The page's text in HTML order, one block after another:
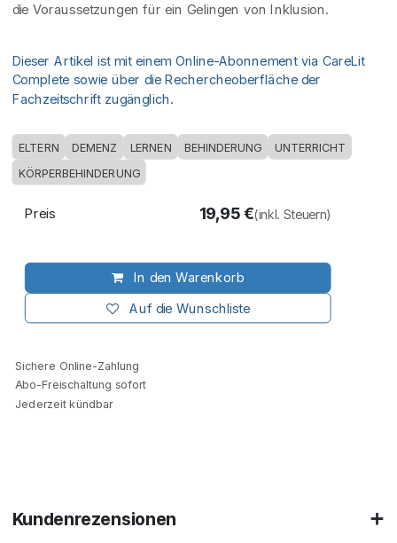
die Voraussetzungen für ein Gelingen von Inklusion.
Dieser Artikel ist mit einem Online-Abonnement via CareLit
Complete sowie über die Rechercheoberfläche der
Fachzeitschrift zugänglich.
ELTERN DEMENZ LERNEN BEHINDERUNG UNTERRICHT
KÖRPERBEHINDERUNG
In den Warenkorb
Auf die Wunschliste
Preis 19,95€(inkl. Steuern)
Sichere Online-Zahlung
Abo-Freischaltung sofort
Jederzeit kündbar
Kundenrezensionen